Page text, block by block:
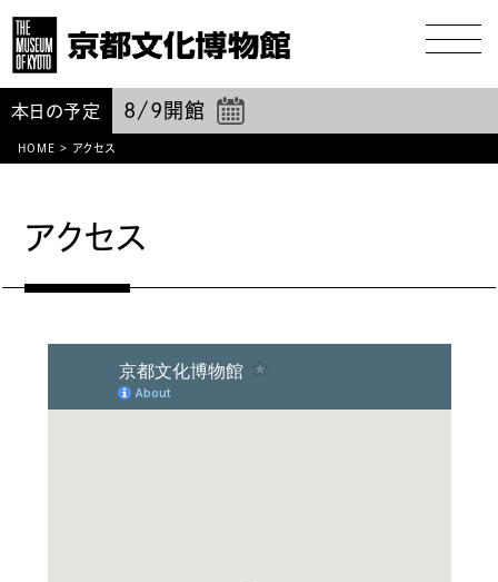
本日の予定 8/9 開館
HOME > アクセス
アクセス